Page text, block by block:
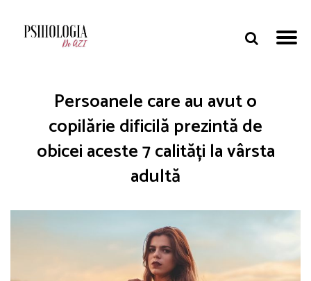
Persoanele care au avut o
copilărie dificilă prezintă de
obicei aceste 7 calități la vârsta
adultă